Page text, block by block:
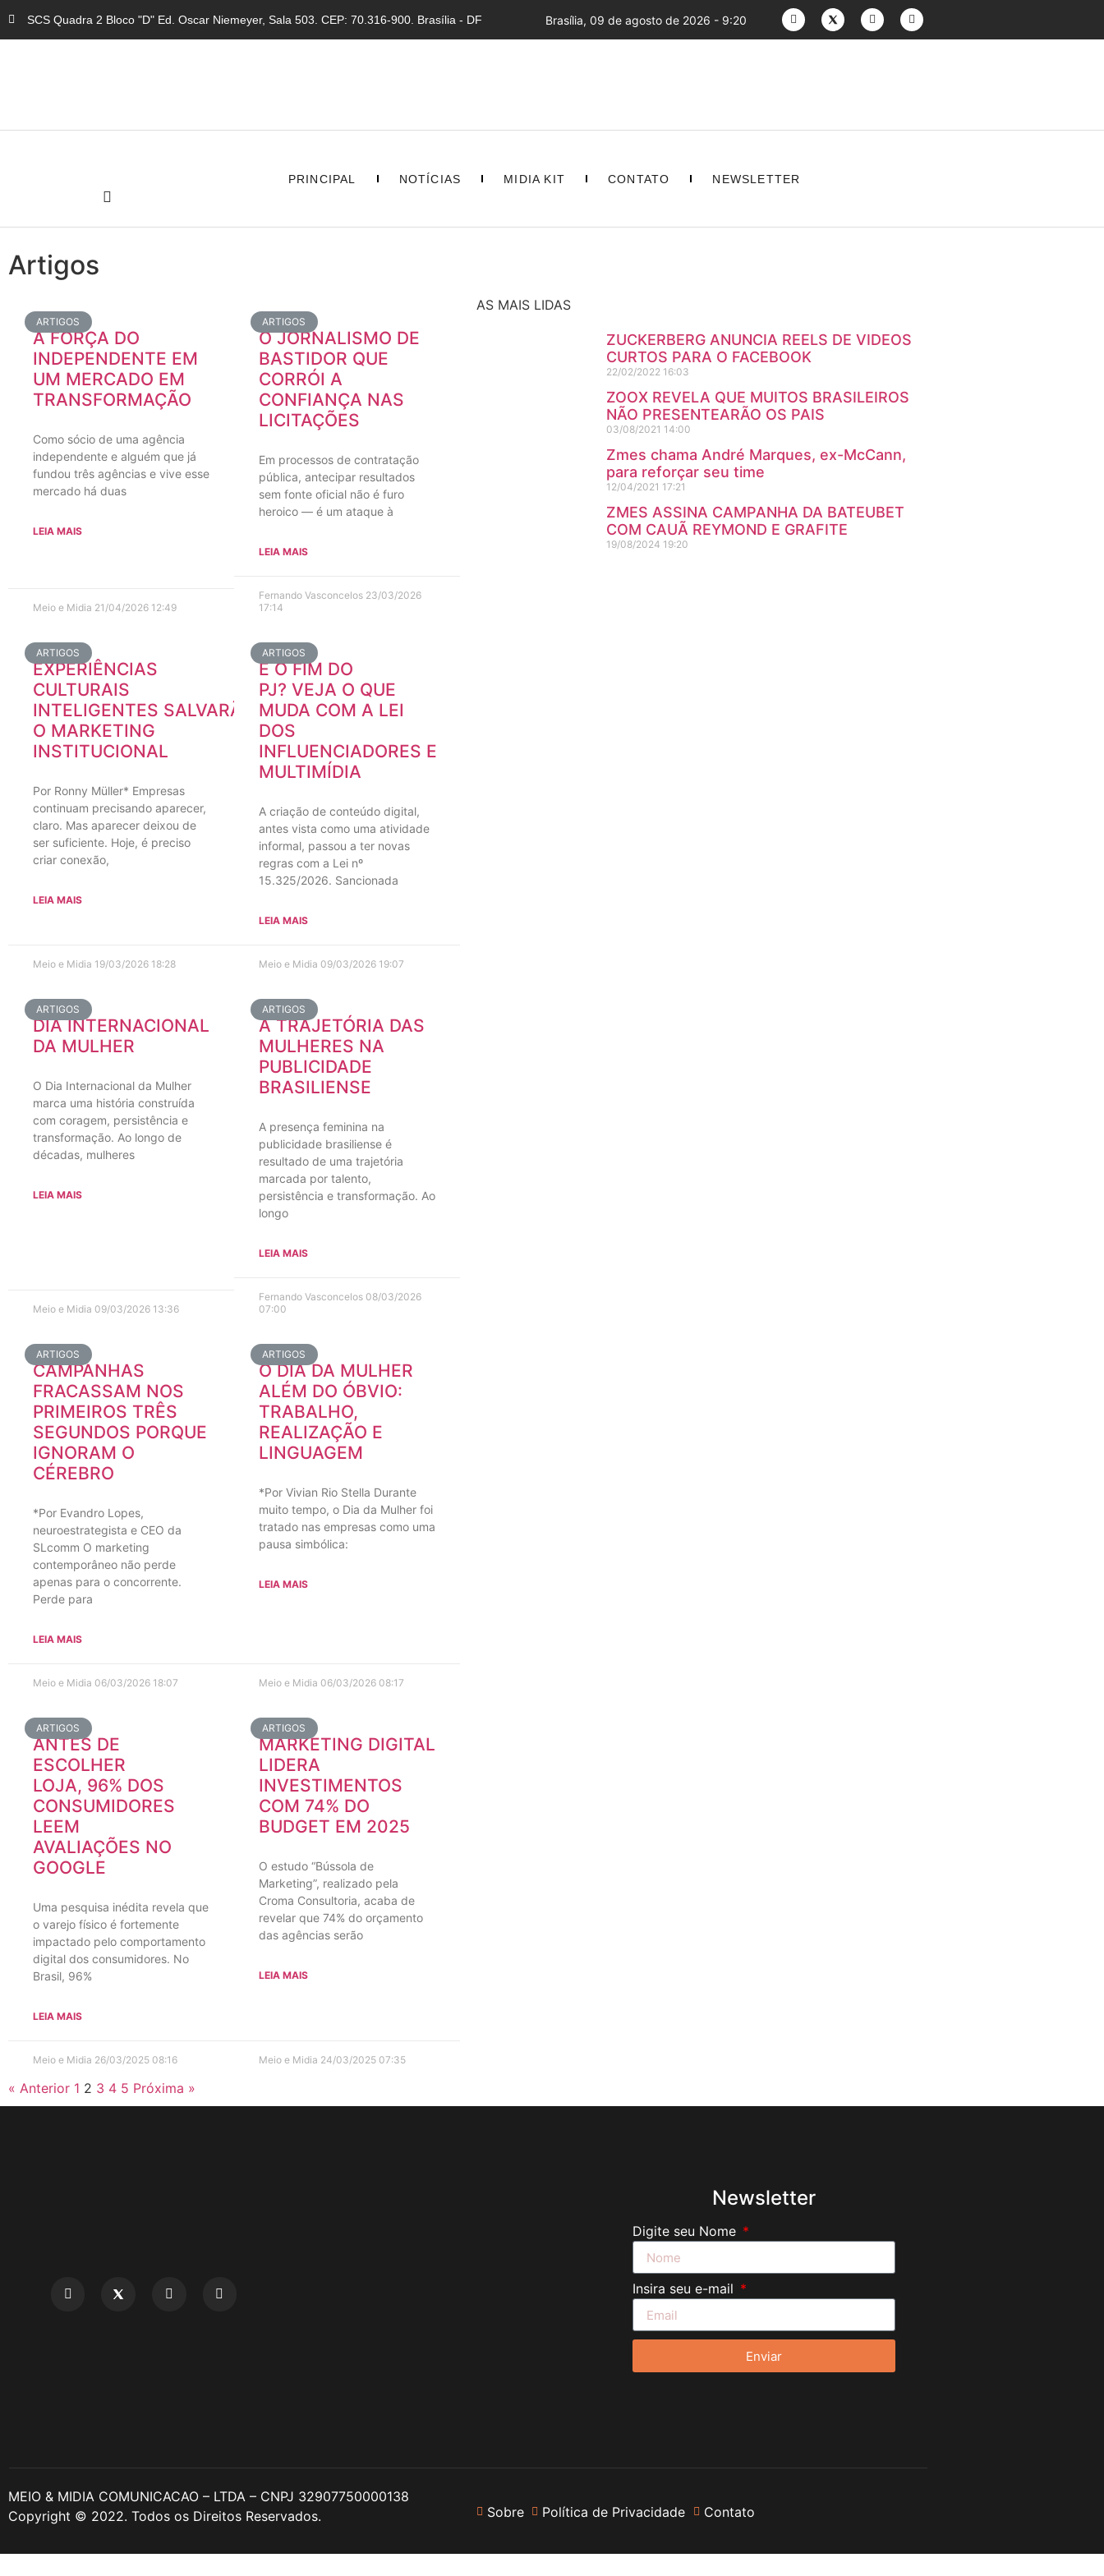
SCS Quadra 2 Bloco "D" Ed. Oscar Niemeyer, Sala 503. CEP: 70.316-900. Brasília - DF Brasília, 09 de agosto de 2026 - 9:20
PRINCIPAL NOTÍCIAS MIDIA KIT CONTATO NEWSLETTER
Artigos
ARTIGOS
A FORÇA DO
INDEPENDENTE EM
UM MERCADO EM
TRANSFORMAÇÃO
Como sócio de uma agência
independente e alguém que já
fundou três agências e vive esse
mercado há duas
LEIA MAIS
Meio e Midia 21/04/2026 12:49
ARTIGOS
O JORNALISMO DE
BASTIDOR QUE
CORRÓI A
CONFIANÇA NAS
LICITAÇÕES
Em processos de contratação
pública, antecipar resultados
sem fonte oficial não é furo
heroico — é um ataque à
LEIA MAIS
Fernando Vasconcelos 23/03/2026
17:14
ARTIGOS
EXPERIÊNCIAS
CULTURAIS
INTELIGENTES SALVARÃO
O MARKETING
INSTITUCIONAL
Por Ronny Müller* Empresas
continuam precisando aparecer,
claro. Mas aparecer deixou de
ser suficiente. Hoje, é preciso
criar conexão,
LEIA MAIS
Meio e Midia 19/03/2026 18:28
ARTIGOS
É O FIM DO
PJ? VEJA O QUE
MUDA COM A LEI
DOS
INFLUENCIADORES E
MULTIMÍDIA
A criação de conteúdo digital,
antes vista como uma atividade
informal, passou a ter novas
regras com a Lei nº
15.325/2026. Sancionada
LEIA MAIS
Meio e Midia 09/03/2026 19:07
ARTIGOS
DIA INTERNACIONAL
DA MULHER
O Dia Internacional da Mulher
marca uma história construída
com coragem, persistência e
transformação. Ao longo de
décadas, mulheres
LEIA MAIS
Meio e Midia 09/03/2026 13:36
ARTIGOS
A TRAJETÓRIA DAS
MULHERES NA
PUBLICIDADE
BRASILIENSE
A presença feminina na
publicidade brasiliense é
resultado de uma trajetória
marcada por talento,
persistência e transformação. Ao
longo
LEIA MAIS
Fernando Vasconcelos 08/03/2026
07:00
ARTIGOS
CAMPANHAS
FRACASSAM NOS
PRIMEIROS TRÊS
SEGUNDOS PORQUE
IGNORAM O
CÉREBRO
*Por Evandro Lopes,
neuroestrategista e CEO da
SLcomm O marketing
contemporâneo não perde
apenas para o concorrente.
Perde para
LEIA MAIS
Meio e Midia 06/03/2026 18:07
ARTIGOS
O DIA DA MULHER
ALÉM DO ÓBVIO:
TRABALHO,
REALIZAÇÃO E
LINGUAGEM
*Por Vivian Rio Stella Durante
muito tempo, o Dia da Mulher foi
tratado nas empresas como uma
pausa simbólica:
LEIA MAIS
Meio e Midia 06/03/2026 08:17
ARTIGOS
ANTES DE
ESCOLHER
LOJA, 96% DOS
CONSUMIDORES
LEEM
AVALIAÇÕES NO
GOOGLE
Uma pesquisa inédita revela que
o varejo físico é fortemente
impactado pelo comportamento
digital dos consumidores. No
Brasil, 96%
LEIA MAIS
Meio e Midia 26/03/2025 08:16
ARTIGOS
MARKETING DIGITAL
LIDERA
INVESTIMENTOS
COM 74% DO
BUDGET EM 2025
O estudo “Bússola de
Marketing”, realizado pela
Croma Consultoria, acaba de
revelar que 74% do orçamento
das agências serão
LEIA MAIS
Meio e Midia 24/03/2025 07:35
« Anterior 1 2 3 4 5 Próxima »
AS MAIS LIDAS
ZUCKERBERG ANUNCIA REELS DE VIDEOS
CURTOS PARA O FACEBOOK
22/02/2022 16:03
ZOOX REVELA QUE MUITOS BRASILEIROS
NÃO PRESENTEARÃO OS PAIS
03/08/2021 14:00
Zmes chama André Marques, ex-McCann,
para reforçar seu time
12/04/2021 17:21
ZMES ASSINA CAMPANHA DA BATEUBET
COM CAUÃ REYMOND E GRAFITE
19/08/2024 19:20
Newsletter
Digite seu Nome
Insira seu e-mail
Enviar
MEIO & MIDIA COMUNICACAO – LTDA – CNPJ 32907750000138
Copyright © 2022. Todos os Direitos Reservados.
Sobre Política de Privacidade Contato